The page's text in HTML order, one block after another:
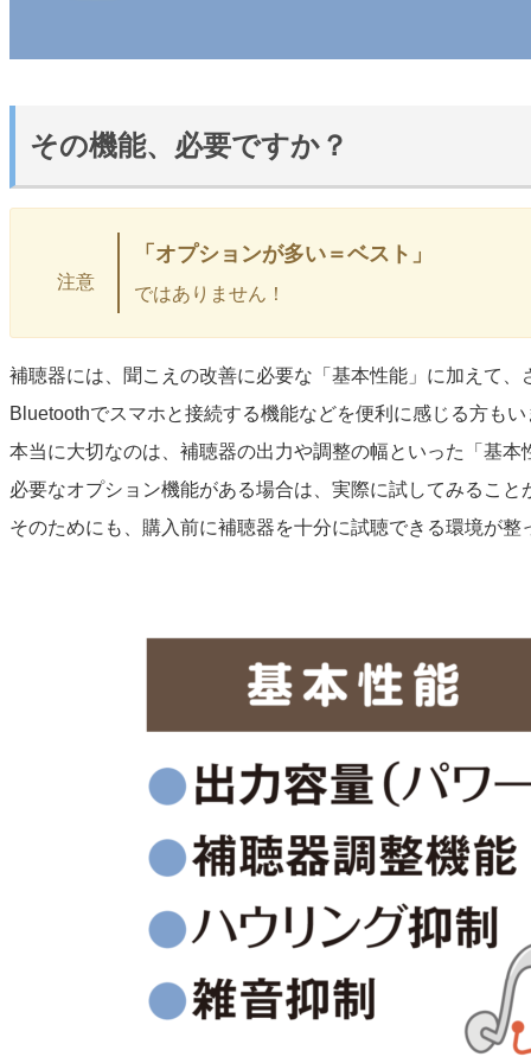
その機能、必要ですか？
注意
「オプションが多い＝ベスト」
ではありません！
補聴器には、聞こえの改善に必要な「基本性能」に加えて
Bluetoothでスマホと接続する機能などを便利に感じる方も
本当に大切なのは、補聴器の出力や調整の幅といった「基
必要なオプション機能がある場合は、実際に試してみるこ
そのためにも、購入前に補聴器を十分に試聴できる環境が